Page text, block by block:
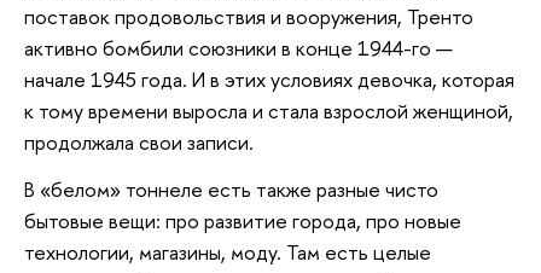
поставок продовольствия и вооружения, Тренто
активно бомбили союзники в конце 1944-го —
начале 1945 года. И в этих условиях девочка, которая
к тому времени выросла и стала взрослой женщиной,
продолжала свои записи.
В «белом» тоннеле есть также разные чисто
бытовые вещи: про развитие города, про новые
технологии, магазины, моду. Там есть целые